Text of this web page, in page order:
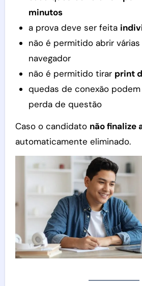
minutos
a prova deve ser feita
não é permitido abrir
navegador
não é permitido tirar print
quedas de conexão
perda de questão
Caso o candidato não finalize
automaticamente eliminado.